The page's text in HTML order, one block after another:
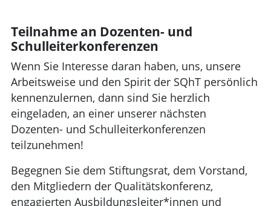
Teilnahme an Dozenten- und
Schulleiterkonferenzen
Wenn Sie Interesse daran haben, uns, unsere
Arbeitsweise und den Spirit der SQhT persönlich
kennenzulernen, dann sind Sie herzlich
eingeladen, an einer unserer nächsten
Dozenten- und Schulleiterkonferenzen
teilzunehmen!
Begegnen Sie dem Stiftungsrat, dem Vorstand,
den Mitgliedern der Qualitätskonferenz,
engagierten Ausbildungsleiter*innen und